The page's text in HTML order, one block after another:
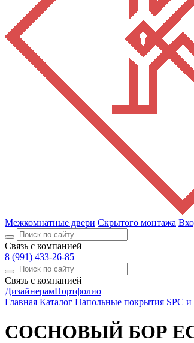
Межкомнатные двери Скрытого монтажа
Связь с компанией
8 (991) 433-26-85
Связь с компанией
ДизайнерамПортфолио
Главная Каталог Напольные покрытия SPC
СОСНОВЫЙ БОР